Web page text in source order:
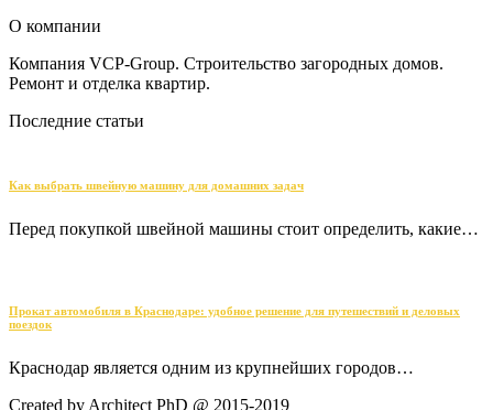
О компании
Компания VCP-Group. Строительство загородных домов.
Ремонт и отделка квартир.
Последние статьи
Как выбрать швейную машину для домашних задач
Перед покупкой швейной машины стоит определить, какие…
Прокат автомобиля в Краснодаре: удобное решение для путешествий и деловых
поездок
Краснодар является одним из крупнейших городов…
Created by Architect PhD @ 2015-2019